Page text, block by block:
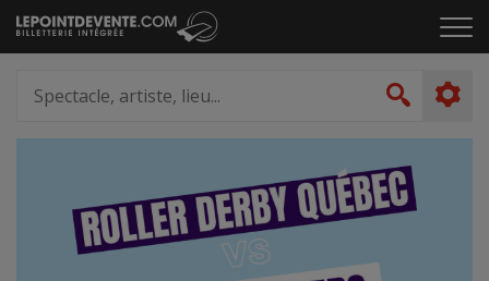
Passer
au
le
artiste,
lieu...